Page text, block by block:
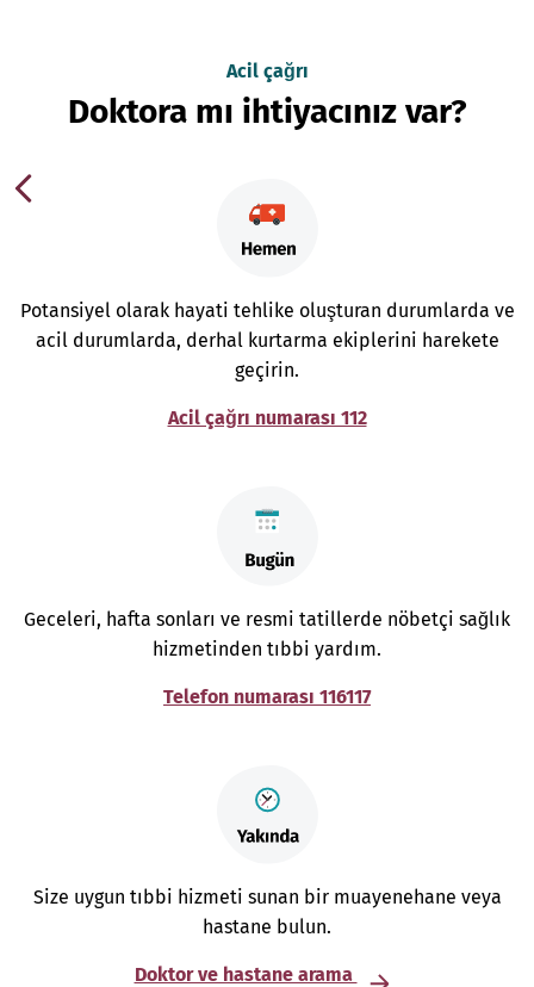
Acil çağrı
Doktora mı ihtiyacınız var?
Potansiyel olarak hayati tehlike oluşturan durumlarda ve
acil durumlarda, derhal kurtarma ekiplerini harekete
geçirin.
Acil çağrı numarası 112
Geceleri, hafta sonları ve resmi tatillerde nöbetçi sağlık
hizmetinden tıbbi yardım.
Telefon numarası 116117
Size uygun tıbbi hizmeti sunan bir muayenehane veya
hastane bulun.
Doktor ve hastane arama